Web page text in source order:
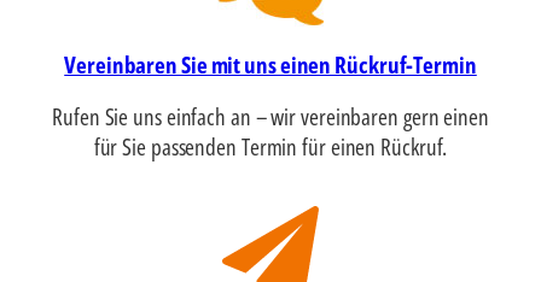
Vereinbaren Sie mit uns einen Rückruf-Termin
Rufen Sie uns einfach an – wir vereinbaren gern einen
für Sie passenden Termin für einen Rückruf.